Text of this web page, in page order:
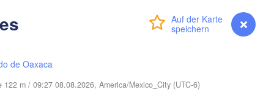
Anmelden myVentusky Vorhersage
de Oaxaca
122 m / 09:27 08.08.2026, America/Mexico_City (UTC-6)
La Habana
Nassau